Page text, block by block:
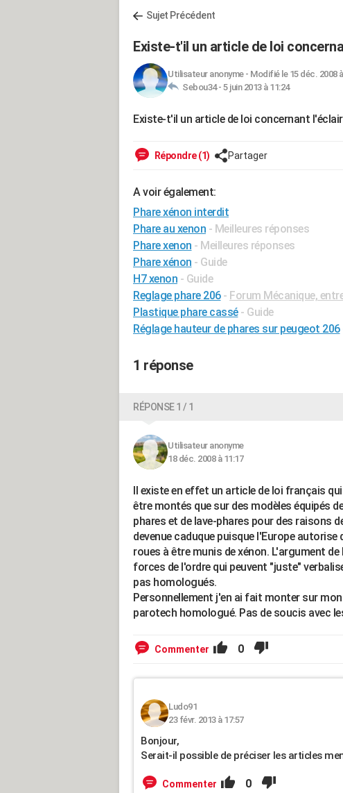
Sujet Précédent
Existe-t'il un article de loi
Utilisateur anonyme- Modifié le 15 déc. 2008
Sebou34 - 5 juin 2013 à 11:24
Existe-t'il un article de loi concernant
Répondre (1) Partager
A voir également:
Phare xénon interdit
Phare au xenon - Meilleures réponses
Phare xenon - Meilleures réponses
Phare xénon - Guide
H7 xenon - Guide
Reglage phare 206 - Forum Mécanique,
Plastique phare cassé - Guide
Réglage hauteur de phares sur peugeot 206
1 réponse
RÉPONSE 1 / 1
Utilisateur anonyme
18 déc. 2008 à 11:17
Il existe en effet un article de loi français
être montés que sur des modèles équipés
phares et de lave-phares pour des raisons
devenue caduque puisque l'Europe
roues à être munis de xénon. L'argument
forces de l'ordre qui peuvent "juste"
pas homologués.
Personnellement j'en ai fait monter sur
parotech homologué. Pas de soucis avec
Commenter 0
Ludo91
23 févr. 2013 à 17:57
Bonjour,
Serait-il possible de préciser les articles
Commenter 0